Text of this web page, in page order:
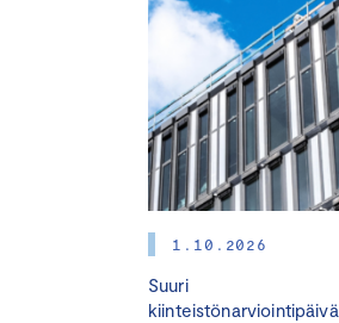
1.10.2026
Suuri
kiinteistönarviointipäivä